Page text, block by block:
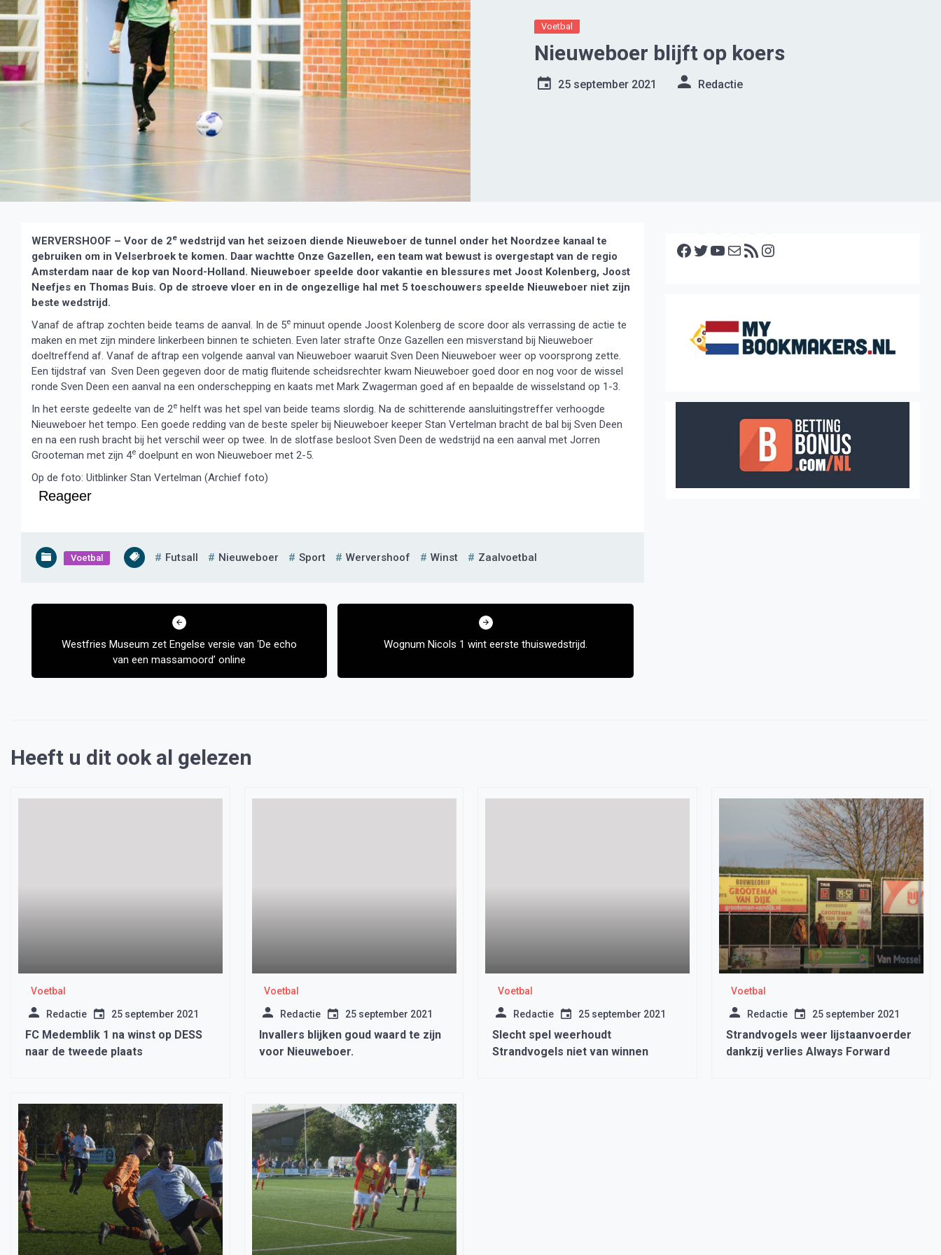
Voetbal
Nieuweboer blijft op koers
25 september 2021 Redactie
WERVERSHOOF – Voor de 2e wedstrijd van het seizoen diende Nieuweboer de tunnel onder het Noordzee kanaal te
gebruiken om in Velserbroek te komen. Daar wachtte Onze Gazellen, een team wat bewust is overgestapt van de regio
Amsterdam naar de kop van Noord-Holland. Nieuweboer speelde door vakantie en blessures met Joost Kolenberg, Joost
Neefjes en Thomas Buis. Op de stroeve vloer en in de ongezellige hal met 5 toeschouwers speelde Nieuweboer niet zijn
beste wedstrijd.
Vanaf de aftrap zochten beide teams de aanval. In de 5e minuut opende Joost Kolenberg de score door als verrassing de actie te
maken en met zijn mindere linkerbeen binnen te schieten. Even later strafte Onze Gazellen een misverstand bij Nieuweboer
doeltreffend af. Vanaf de aftrap een volgende aanval van Nieuweboer waaruit Sven Deen Nieuweboer weer op voorsprong zette.
Een tijdstraf van Sven Deen gegeven door de matig fluitende scheidsrechter kwam Nieuweboer goed door en nog voor de wissel
ronde Sven Deen een aanval na een onderschepping en kaats met Mark Zwagerman goed af en bepaalde de wisselstand op 1-3.
In het eerste gedeelte van de 2e helft was het spel van beide teams slordig. Na de schitterende aansluitingstreffer verhoogde
Nieuweboer het tempo. Een goede redding van de beste speler bij Nieuweboer keeper Stan Vertelman bracht de bal bij Sven Deen
en na een rush bracht bij het verschil weer op twee. In de slotfase besloot Sven Deen de wedstrijd na een aanval met Jorren
Grooteman met zijn 4e doelpunt en won Nieuweboer met 2-5.
Op de foto: Uitblinker Stan Vertelman (Archief foto)
Reageer
Voetbal Futsall Nieuweboer Sport Wervershoof Winst Zaalvoetbal
Bericht
Westfries Museum zet Engelse versie van ‘De echo
van een massamoord’ online
Wognum Nicols 1 wint eerste thuiswedstrijd.
Facebook Twitter YouTube E-mail RSS feed
Heeft u dit ook al gelezen
Voetbal
Redactie 25 september 2021
FC Medemblik 1 na winst op DESS
naar de tweede plaats
Voetbal
Redactie 25 september 2021
Invallers blijken goud waard te zijn
voor Nieuweboer.
Voetbal
Redactie 25 september 2021
Slecht spel weerhoudt
Strandvogels niet van winnen
Voetbal
Redactie 25 september 2021
Strandvogels weer lijstaanvoerder
dankzij verlies Always Forward